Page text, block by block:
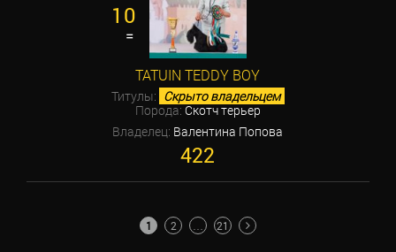
10
=
TATUIN TEDDY BOY
Титулы: Скрыто владельцем
Порода:Скотч терьер
Владелец: Валентина Попова
422
1 2 21